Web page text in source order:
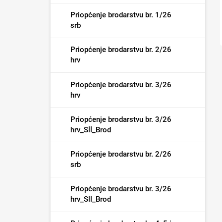
Priopćenje brodarstvu br. 1/26
srb
Priopćenje brodarstvu br. 2/26
hrv
Priopćenje brodarstvu br. 3/26
hrv
Priopćenje brodarstvu br. 3/26
hrv_Sll_Brod
Priopćenje brodarstvu br. 2/26
srb
Priopćenje brodarstvu br. 3/26
hrv_Sll_Brod